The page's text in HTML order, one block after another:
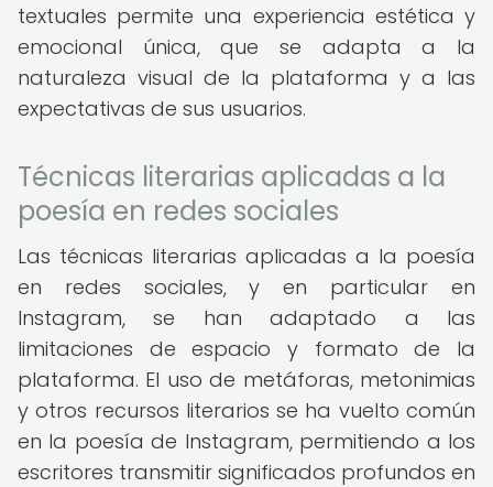
textuales permite una experiencia estética y
emocional única, que se adapta a la
naturaleza visual de la plataforma y a las
expectativas de sus usuarios.
Técnicas literarias aplicadas a la
poesía en redes sociales
Las técnicas literarias aplicadas a la poesía
en redes sociales, y en particular en
Instagram, se han adaptado a las
limitaciones de espacio y formato de la
plataforma. El uso de metáforas, metonimias
y otros recursos literarios se ha vuelto común
en la poesía de Instagram, permitiendo a los
escritores transmitir significados profundos en